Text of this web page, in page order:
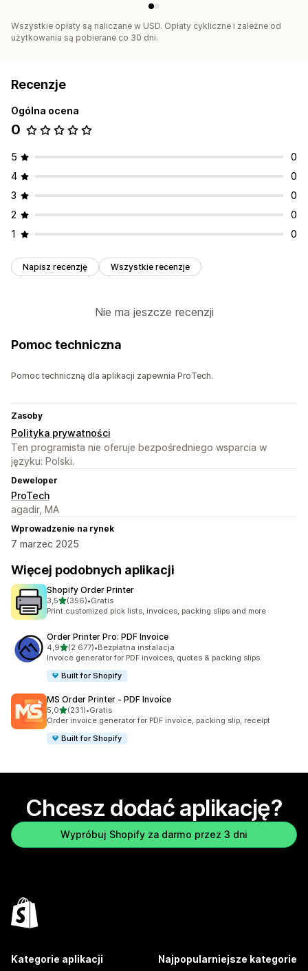
Wszystkie opłaty są naliczane w USD. Opłaty cykliczne i zależne od
użytkowania są pobierane co 30 dni.
Recenzje
Ogólna ocena
0
5
0
4
0
3
0
2
0
1
0
Napisz recenzję Wszystkie recenzje
Nie ma jeszcze recenzji
Pomoc techniczna
Pomoc techniczną dla aplikacji zapewnia ProTech.
Zasoby
Polityka prywatności
Ten programista nie oferuje bezpośredniego wsparcia w
języku: Polski.
Deweloper
ProTech
agadir, MA
Wprowadzenie na rynek
7 marzec 2025
Więcej podobnych aplikacji
Shopify Order Printer
3,5na 5 gwiazdek
(356)
Łączna liczba recenzji: 356
•Gratis
Print customized pick lists, invoices, packing slips and more
Order Printer Pro: PDF Invoice
4,9na 5 gwiazdek
(2 677)
Łączna liczba recenzji: 2677
•Bezpłatna instalacja
Invoice generator for PDF invoices, quotes & packing slips.
Built for Shopify
MS Order Printer ‑ PDF Invoice
5,0na 5 gwiazdek
(231)
Łączna liczba recenzji: 231
•Gratis
Order invoice generator for PDF invoice, packing slip, receipt
Built for Shopify
Chcesz dodać aplikację?
Wypróbuj Shopify za darmo przez 3 dni
Kategorie aplikacji Najpopularniejsze kategorie